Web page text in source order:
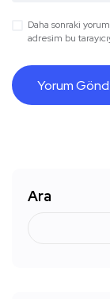
Daha sonraki
adresim bu
Ara